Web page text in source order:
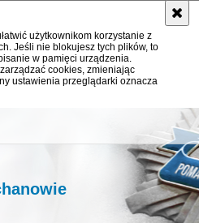
użytkownikom korzystanie z
Jeśli nie blokujesz tych plików, to
w pamięci urządzenia.
cookies, zmieniając
ustawienia przeglądarki oznacza